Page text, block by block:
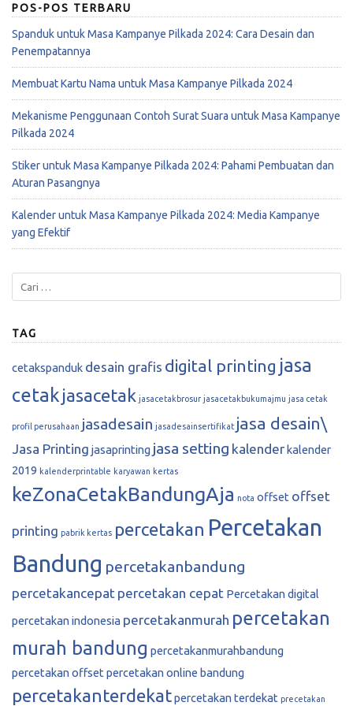
POS-POS TERBARU
Spanduk untuk Masa Kampanye Pilkada 2024: Cara Desain dan
Penempatannya
Membuat Kartu Nama untuk Masa Kampanye Pilkada 2024
Mekanisme Penggunaan Contoh Surat Suara untuk Masa Kampanye
Pilkada 2024
Stiker untuk Masa Kampanye Pilkada 2024: Pahami Pembuatan dan
Aturan Pasangnya
Kalender untuk Masa Kampanye Pilkada 2024: Media Kampanye
yang Efektif
TAG
cetakspanduk desain grafis digital printing jasa
cetak jasacetak jasacetakbrosur jasacetakbukumajmu jasa cetak
profil perusahaan jasadesain jasadesainsertifikat jasa desain\
Jasa Printing jasaprinting jasa setting kalender kalender
2019 kalenderprintable karyawan kertas
keZonaCetakBandungAja nota offset offset
printing pabrik kertas percetakan Percetakan
Bandung percetakanbandung
percetakancepat percetakan cepat Percetakan digital
percetakan indonesia percetakanmurah percetakan
murah bandung percetakanmurahbandung
percetakan offset percetakan online bandung
percetakanterdekatpercetakan terdekat precetakan